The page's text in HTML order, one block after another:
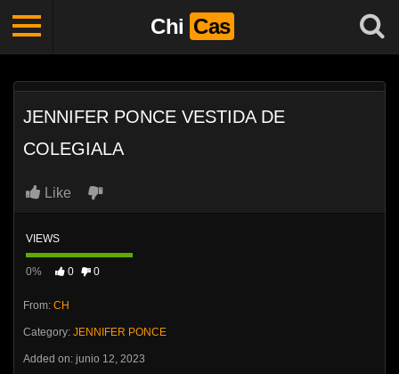
Chi Cas
JENNIFER PONCE VESTIDA DE
COLEGIALA
Like
VIEWS
0% 0 0
From: CH
Category: JENNIFER PONCE
Added on: junio 12, 2023